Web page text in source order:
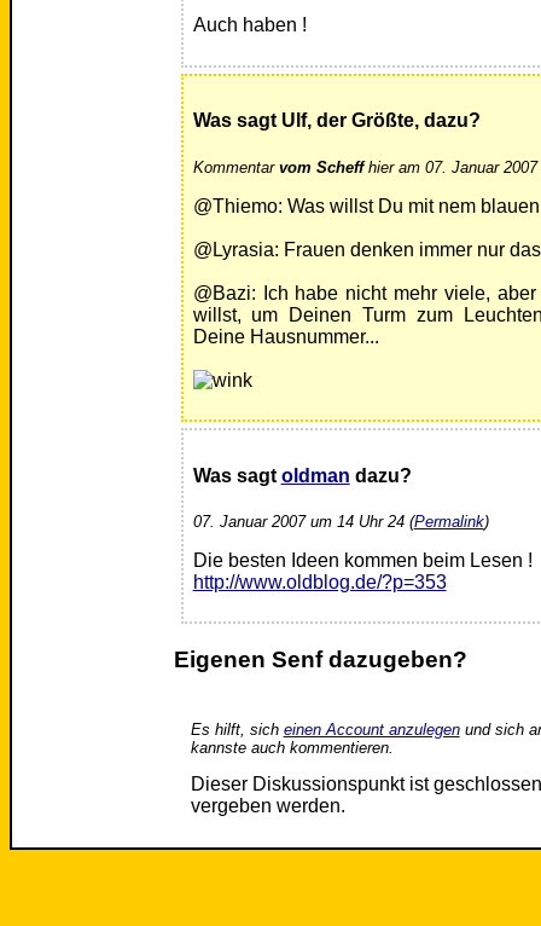
Auch haben !
Was sagt Ulf, der Größte, dazu?
Kommentar vom Scheffhier am 07. Januar 2007
@Thiemo: Was willst Du mit nem
@Lyrasia: Frauen denken immer nur
@Bazi: Ich habe nicht mehr viele,
willst, um Deinen Turm zum
Deine Hausnummer...
Was sagt oldman dazu?
07. Januar 2007 um 14 Uhr 24 (Permalink)
Die besten Ideen kommen beim Lesen !
http://www.oldblog.de/?p=353
Eigenen Senf dazugeben?
Es hilft, sich einen Account anzulegenund sich
kannste auch kommentieren.
Dieser Diskussionspunkt ist
vergeben werden.